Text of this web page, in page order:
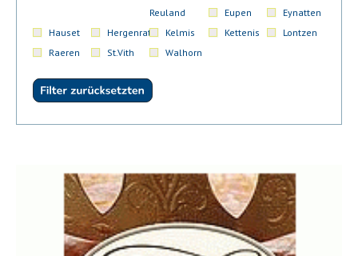
Reuland
Eupen
Eynatten
Hauset
Hergenrath Kelmis Kettenis
Lontzen
Raeren
St.Vith Walhorn